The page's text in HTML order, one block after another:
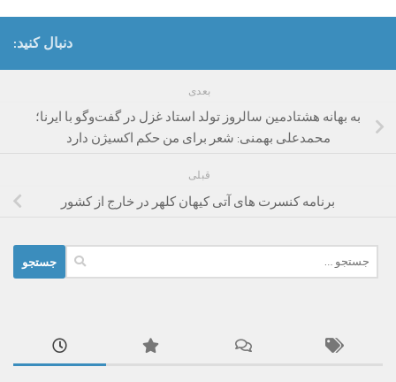
دنبال کنید:
بعدی
به بهانه هشتادمین سالروز تولد استاد غزل در گفت‌وگو با ایرنا؛
محمدعلی بهمنی: شعر برای من حکم اکسیژن دارد
قبلی
برنامه کنسرت های آتی کیهان کلهر در خارج از کشور
برای: